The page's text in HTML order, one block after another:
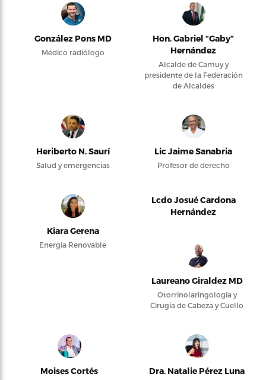
González Pons MD
Médico radiólogo
Hon. Gabriel “Gaby”
Hernández
Alcalde de Camuy y
presidente de la Federación
de Alcaldes
Heriberto N. Saurí
Salud y emergencias
Lic Jaime Sanabria
Profesor de derecho
Kiara Gerena
Energía Renovable
Lcdo Josué Cardona
Hernández
Laureano Giraldez MD
Otorrinolaringología y
Cirugía de Cabeza y Cuello
Moises Cortés Dra. Natalie Pérez Luna